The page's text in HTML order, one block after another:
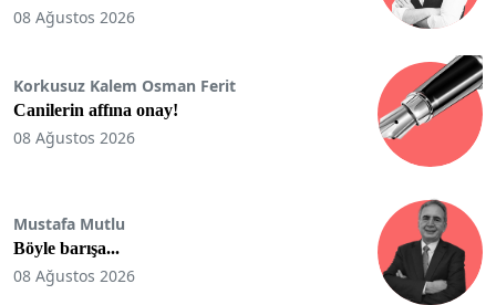
08 Ağustos 2026
Korkusuz Kalem Osman Ferit
Canilerin affına onay!
08 Ağustos 2026
Mustafa Mutlu
Böyle barışa...
08 Ağustos 2026